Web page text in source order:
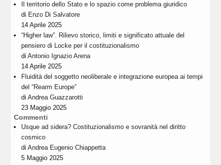
Il territorio dello Stato e lo spazio come problema giuridico
di Enzo Di Salvatore
14 Aprile 2025
“Higher law”. Rilievo storico, limiti e significato attuale del
pensiero di Locke per il costituzionalismo
diAntonio Ignazio Arena
14 Aprile 2025
Fluidità del soggetto neoliberale e integrazione europea ai tempi
del “Rearm Europe”
diAndrea Guazzarotti
23 Maggio 2025
Commenti
Usque ad sidera? Costituzionalismo e sovranità nel diritto
cosmico
diAndrea Eugenio Chiappetta
5 Maggio 2025